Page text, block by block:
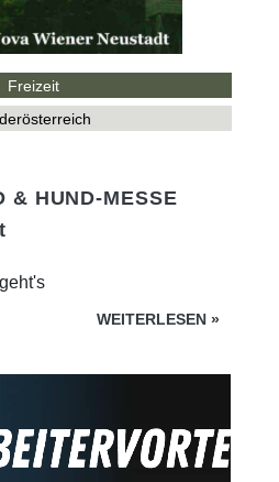
Freizeit
& HUND-MESSE
WEITERLESEN »